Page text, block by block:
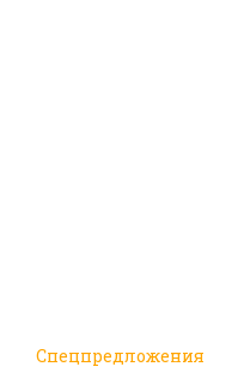
Спецпредложения